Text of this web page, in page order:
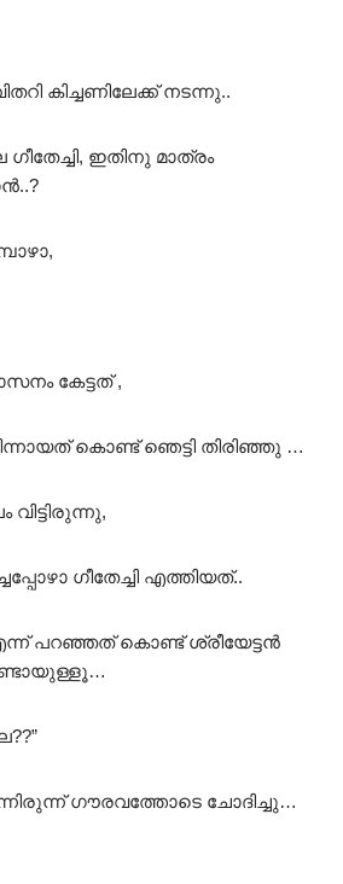
കിച്ചണിലേക്ക് നടന്നു..
ഗീതേച്ചി, ഇതിനു മാത്രം
കേട്ടത് ,
കൊണ്ട് ഞെട്ടി തിരിഞ്ഞു …
ഗീതേച്ചി എത്തിയത്..
പറഞ്ഞത് കൊണ്ട് ശ്രീയേട്ടൻ
ഗൗരവത്തോടെ ചോദിച്ചു…